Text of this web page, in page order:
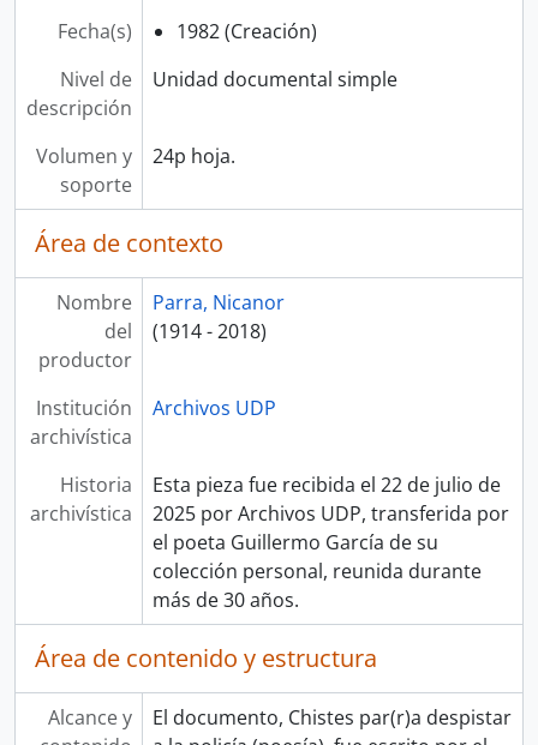
Fecha(s)
1982 (Creación)
Nivel de
descripción
Unidad documental simple
Volumen y
soporte
24p hoja.
Área de contexto
Nombre
del
productor
Parra, Nicanor
(1914 - 2018)
Institución
archivística
Archivos UDP
Historia
archivística
Esta pieza fue recibida el 22 de julio de
2025 por Archivos UDP, transferida por
el poeta Guillermo García de su
colección personal, reunida durante
más de 30 años.
Área de contenido y estructura
Alcance y
El documento, Chistes par(r)a despistar